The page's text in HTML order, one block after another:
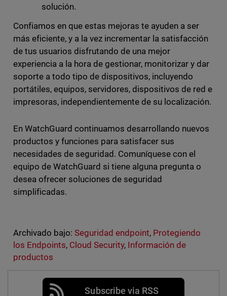
solución.
Confiamos en que estas mejoras te ayuden a ser
más eficiente, y a la vez incrementar la satisfacción
de tus usuarios disfrutando de una mejor
experiencia a la hora de gestionar, monitorizar y dar
soporte a todo tipo de dispositivos, incluyendo
portátiles, equipos, servidores, dispositivos de red e
impresoras, independientemente de su localización.
En WatchGuard continuamos desarrollando nuevos
productos y funciones para satisfacer sus
necesidades de seguridad. Comuníquese con el
equipo de WatchGuard si tiene alguna pregunta o
desea ofrecer soluciones de seguridad
simplificadas.
Archivado bajo: Seguridad endpoint, Protegiendo
los Endpoints, Cloud Security, Información de
productos
Subscribe via RSS